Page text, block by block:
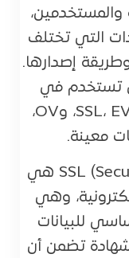
والمستخدمين،
التي تختلف
إصدارها.
تستخدم في
التجارة الإلكترونية هي شهادات SSL، EV، وOV،
معينة.
شهادة SSL (Secure Sockets Layer) هي
وهي
للبيانات
تضمن أن